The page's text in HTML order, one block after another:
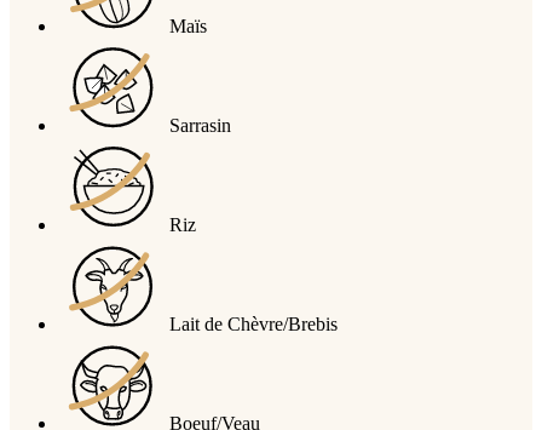
Maïs
Sarrasin
Riz
Lait de Chèvre/Brebis
Boeuf/Veau